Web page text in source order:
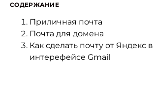
СОДЕРЖАНИЕ
Приличная почта
Почта для домена
Как сделать почту от Яндекс в
интерефейсе Gmail